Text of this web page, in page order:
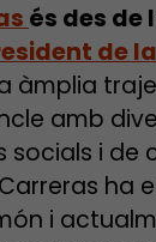
és des de
de
àmplia
amb
socials i de
ha
i